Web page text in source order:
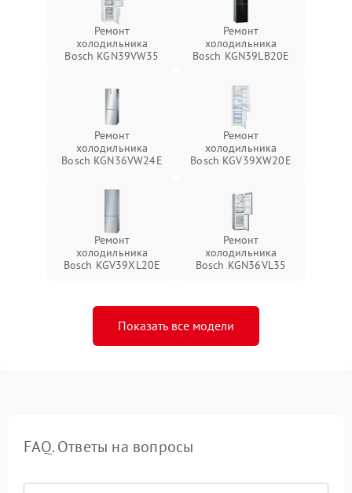
Ремонт
холодильника
Bosch KGN39VW35
Ремонт
холодильника
Bosch KGN39LB20E
Ремонт
холодильника
Bosch KGN36VW24E
Ремонт
холодильника
Bosch KGV39XW20E
Ремонт
холодильника
Bosch KGV39XL20E
Ремонт
холодильника
Bosch KGN36VL35
Показать все модели
FAQ. Ответы на вопросы